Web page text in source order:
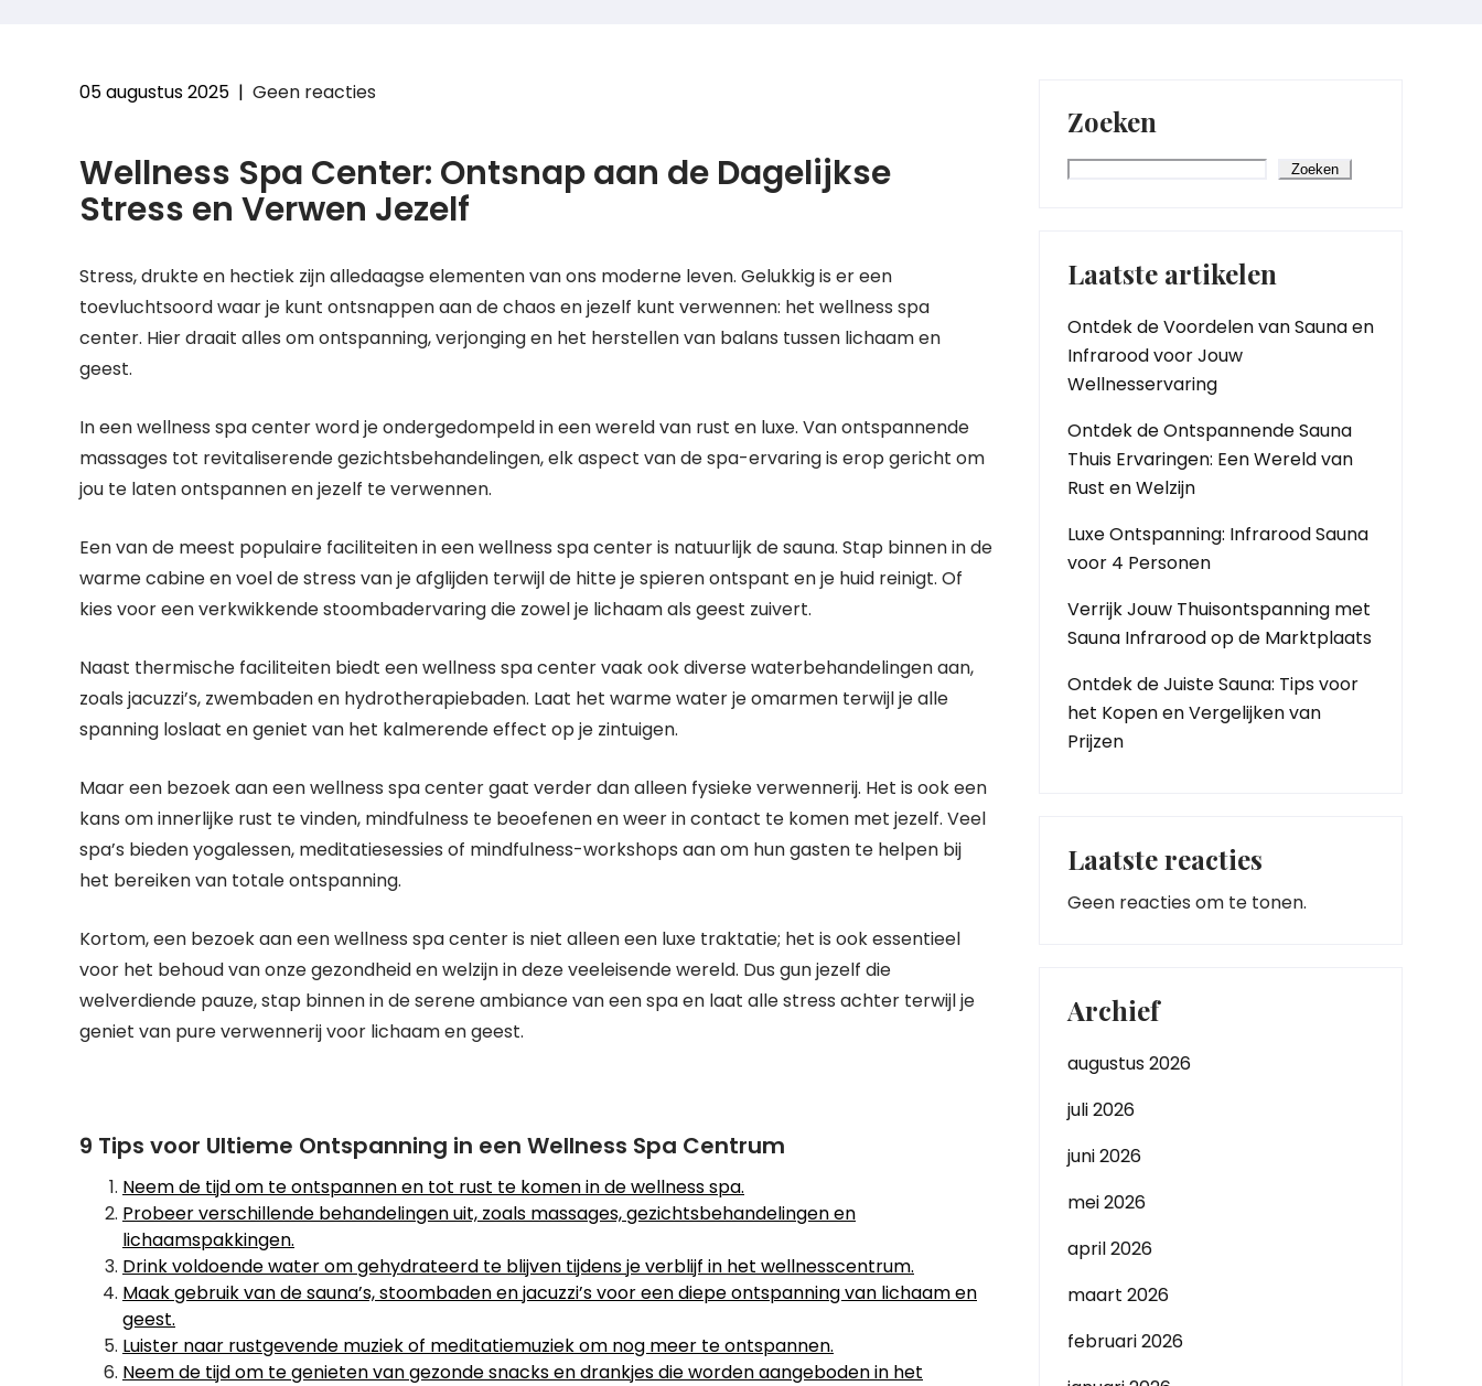
05 augustus 2025 | Geen reacties
Wellness Spa Center: Ontsnap aan de Dagelijkse
Stress en Verwen Jezelf
Stress, drukte en hectiek zijn alledaagse elementen van ons moderne leven. Gelukkig is er een
toevluchtsoord waar je kunt ontsnappen aan de chaos en jezelf kunt verwennen: het wellness spa
center. Hier draait alles om ontspanning, verjonging en het herstellen van balans tussen lichaam en
geest.
In een wellness spa center word je ondergedompeld in een wereld van rust en luxe. Van ontspannende
massages tot revitaliserende gezichtsbehandelingen, elk aspect van de spa-ervaring is erop gericht om
jou te laten ontspannen en jezelf te verwennen.
Een van de meest populaire faciliteiten in een wellness spa center is natuurlijk de sauna. Stap binnen in de
warme cabine en voel de stress van je afglijden terwijl de hitte je spieren ontspant en je huid reinigt. Of
kies voor een verkwikkende stoombadervaring die zowel je lichaam als geest zuivert.
Naast thermische faciliteiten biedt een wellness spa center vaak ook diverse waterbehandelingen aan,
zoals jacuzzi’s, zwembaden en hydrotherapiebaden. Laat het warme water je omarmen terwijl je alle
spanning loslaat en geniet van het kalmerende effect op je zintuigen.
Maar een bezoek aan een wellness spa center gaat verder dan alleen fysieke verwennerij. Het is ook een
kans om innerlijke rust te vinden, mindfulness te beoefenen en weer in contact te komen met jezelf. Veel
spa’s bieden yogalessen, meditatiesessies of mindfulness-workshops aan om hun gasten te helpen bij
het bereiken van totale ontspanning.
Kortom, een bezoek aan een wellness spa center is niet alleen een luxe traktatie; het is ook essentieel
voor het behoud van onze gezondheid en welzijn in deze veeleisende wereld. Dus gun jezelf die
welverdiende pauze, stap binnen in de serene ambiance van een spa en laat alle stress achter terwijl je
geniet van pure verwennerij voor lichaam en geest.
9 Tips voor Ultieme Ontspanning in een Wellness Spa Centrum
Neem de tijd om te ontspannen en tot rust te komen in de wellness spa.
Probeer verschillende behandelingen uit, zoals massages, gezichtsbehandelingen en
lichaamspakkingen.
Drink voldoende water om gehydrateerd te blijven tijdens je verblijf in het wellnesscentrum.
Maak gebruik van de sauna’s, stoombaden en jacuzzi’s voor een diepe ontspanning van lichaam en
geest.
Luister naar rustgevende muziek of meditatiemuziek om nog meer te ontspannen.
Neem de tijd om te genieten van gezonde snacks en drankjes die worden aangeboden in het
Zoeken
Zoeken
Laatste artikelen
Ontdek de Voordelen van Sauna en
Infrarood voor Jouw
Wellnesservaring
Ontdek de Ontspannende Sauna
Thuis Ervaringen: Een Wereld van
Rust en Welzijn
Luxe Ontspanning: Infrarood Sauna
voor 4 Personen
Verrijk Jouw Thuisontspanning met
Sauna Infrarood op de Marktplaats
Ontdek de Juiste Sauna: Tips voor
het Kopen en Vergelijken van
Prijzen
Laatste reacties
Geen reacties om te tonen.
Archief
augustus 2026
juli 2026
juni 2026
mei 2026
april 2026
maart 2026
februari 2026